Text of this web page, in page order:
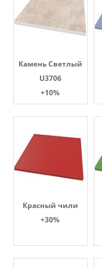
Камень Светлый
U3706
+10%
Красный чили
+30%